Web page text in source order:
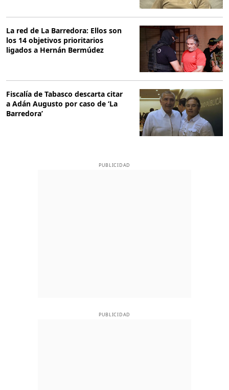
La red de La Barredora: Ellos son
los 14 objetivos prioritarios
ligados a Hernán Bermúdez
Fiscalía de Tabasco descarta citar
a Adán Augusto por caso de ‘La
Barredora’
PUBLICIDAD
PUBLICIDAD